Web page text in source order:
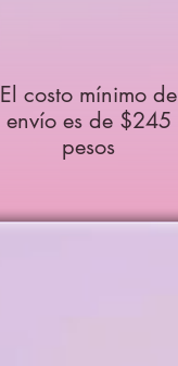
El costo mínimo de
envío es de $245
pesos